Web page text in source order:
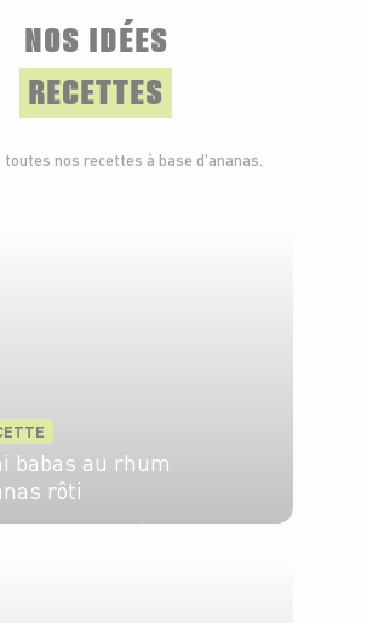
NOS IDÉES
RECETTES
toutes nos recettes à base d'ananas.
babas au rhum
rôti